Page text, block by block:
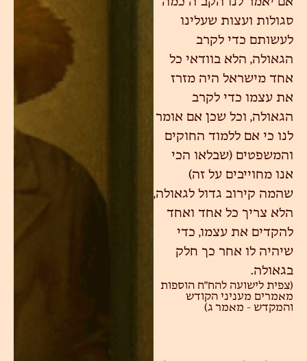
סגולות ועצות שעלינו
לעשותם כדי לקרב
הגאולה, הלא בוודאי כל
אחד מישראל היה מזרז
את עצמו כדי לקרב
הגאולה, וכל שכן אם אומר
לנו כי אם ללמוד החוקים
והמשפטים (שבלאו הכי
אנו מחוייבים על זה)
שהמה קירוב גדול לגאולה,
הלא צריך כל אחד ואחד
להקדים את עצמו, כדי
שיהיה לו אחר כך חלק
בגאולה.
(צפית לישועה להח"ח הוספות
מאמרים מעניני הקודש
והמקדש - מאמר ג)